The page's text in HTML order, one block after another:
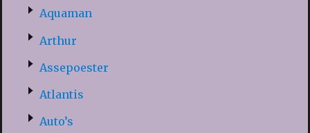
Aquaman
Arthur
Assepoester
Atlantis
Auto’s